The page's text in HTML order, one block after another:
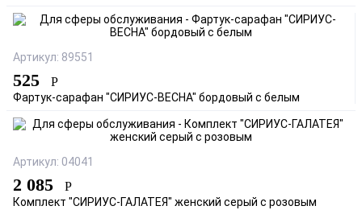
Артикул: 89551
525 Р
Фартук-сарафан "СИРИУС-ВЕСНА" бордовый с белым
Артикул: 04041
2 085 Р
Комплект "СИРИУС-ГАЛАТЕЯ" женский серый с розовым